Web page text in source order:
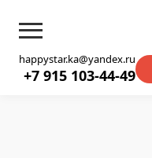
happystar.ka@yandex.ru
+7 915 103-44-49